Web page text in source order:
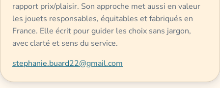
rapport prix/plaisir. Son approche met aussi en valeur
les jouets responsables, équitables et fabriqués en
France. Elle écrit pour guider les choix sans jargon,
avec clarté et sens du service.
stephanie.buard22@gmail.com